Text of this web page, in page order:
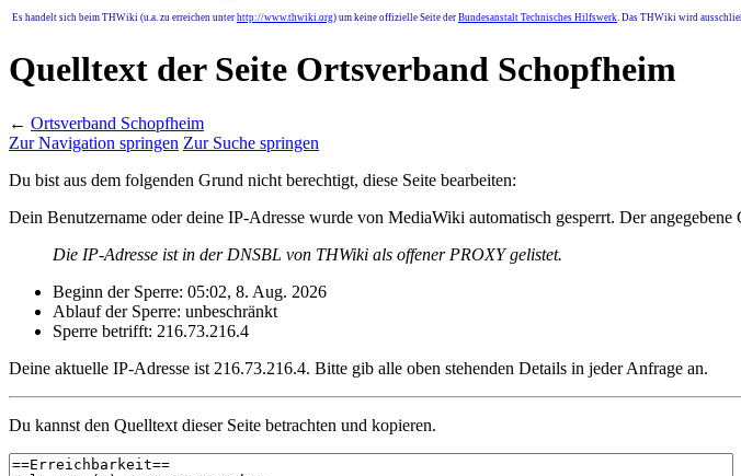
Es handelt sich beim THWiki (u.a. zu erreichen unter http://www.thwiki.org) um keine offizielle Seite der Bundesanstalt Technisches Hilfswerk. Das THWiki wird
Quelltext der Seite Ortsverband Schopfheim
← Ortsverband Schopfheim
Zur Navigation springen Zur Suche springen
Du bist aus dem folgenden Grund nicht berechtigt, diese Seite bearbeiten:
Dein Benutzername oder deine IP-Adresse wurde von MediaWiki automatisch gesperrt. Der angegebene
Die IP-Adresse ist in der DNSBL von THWiki als offener PROXY gelistet.
Beginn der Sperre: 05:02, 8. Aug. 2026
Ablauf der Sperre: unbeschränkt
Sperre betrifft: 216.73.216.4
Deine aktuelle IP-Adresse ist 216.73.216.4. Bitte gib alle oben stehenden Details in jeder Anfrage an.
Du kannst den Quelltext dieser Seite betrachten und kopieren.